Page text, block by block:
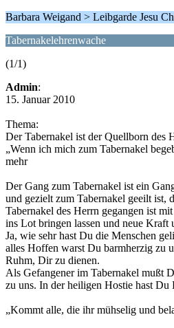
Barbara Weigand > Leibgarde Jesu
Tabernakelehrenwache
(1/1)
Admin:
15. Januar 2010
Thema:
Der Tabernakel ist der Quellborn des
„Wenn ich mich zum Tabernakel
mehr
Der Gang zum Tabernakel ist ein
und gezielt zum Tabernakel geeilt ist,
Tabernakel des Herrn gegangen ist
ins Lot bringen lassen und neue Kraft
Ja, wie sehr hast Du die Menschen
alles Hoffen warst Du barmherzig zu
Ruhm, Dir zu dienen.
Als Gefangener im Tabernakel mußt
zu uns. In der heiligen Hostie hast Du
„Kommt alle, die ihr mühselig und